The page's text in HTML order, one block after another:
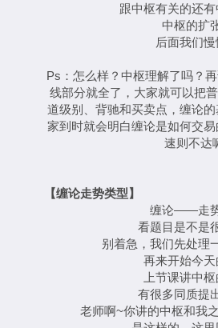
跟中枢有关的还有
中枢的扩
后面我们慢
Ps：怎么样？中枢理解了吗？
线部分就全了，大家就可以把
道级别、背驰和买卖点，缠论
家到时就会明白缠论是如何交
速则不达
【缠论走势类型】
缠论——走
看题目是不是
别着急，我们先处理
再来开始今天
上节课讲中
有很多同质提
老师啊~你讲的中枢和我